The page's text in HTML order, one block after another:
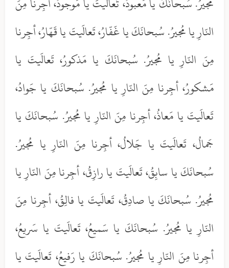
النّارِ يا مُجيرُ. سُبحانَكَ يا غَفّارُ، تَعالَيتَ يا قَهّارُ، أجِرنا
مِنَ النّارِ يا مُجيرُ. سُبحانَكَ يا مَذكورُ، تَعالَيتَ يا
مَشكورُ، أجِرنا مِنَ النّارِ يا مُجيرُ. سُبحانَكَ يا جَوادُ،
تَعالَيتَ يا مَعاذُ، أجِرنا مِنَ النّارِ يا مُجيرُ. سُبحانَكَ يا
جَمالُ، تَعالَيتَ يا جَلالُ، أجِرنا مِنَ النّارِ يا مُجيرُ.
سُبحانَكَ يا سابِقُ، تَعالَيتَ يا رازِقُ، أجِرنا مِنَ النّارِ يا
مُجيرُ. سُبحانَكَ يا صادِقُ، تَعالَيتَ يا فالِقُ، أجِرنا مِنَ
النّارِ يا مُجيرُ. سُبحانَكَ يا سَميعُ، تَعالَيتَ يا سَريعُ،
أجِرنا مِنَ النّارِ يا مُجيرُ. سُبحانَكَ يا رَفيعُ، تَعالَيتَ يا